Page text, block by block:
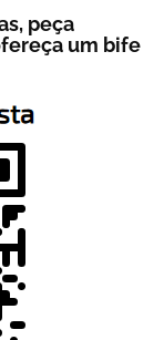
peça
um bife